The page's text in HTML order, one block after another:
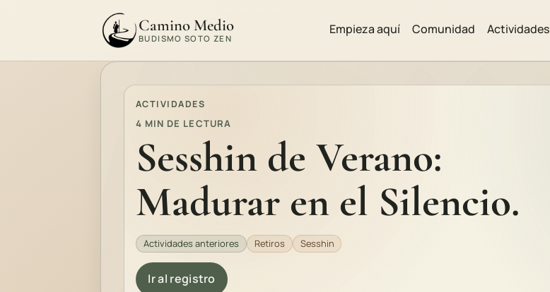
Camino Medio
BUDISMO SOTO ZEN
Empieza aquí Comunidad Actividades
ACTIVIDADES
4 MIN DE LECTURA
Sesshin de Verano:
Madurar en el Silencio.
Actividades anteriores Retiros Sesshin
Ir al registro